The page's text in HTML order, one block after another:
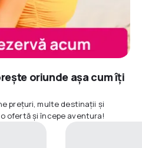
oriunde așa cum îți
prețuri, multe destinații și
ofertă și începe aventura!